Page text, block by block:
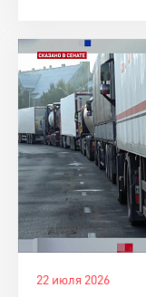
22 июля 2026